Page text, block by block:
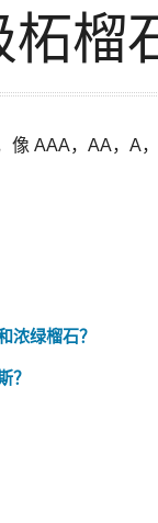
榴
像 AAA，AA，A
浓绿榴石？
？